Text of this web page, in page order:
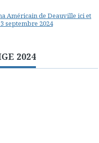
Américain de Deauville ici et
septembre 2024
2024